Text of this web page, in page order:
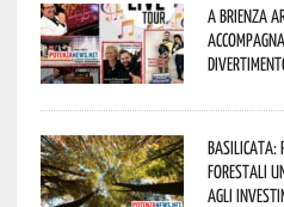
A Brienza
Basilicata:
forestali
agli